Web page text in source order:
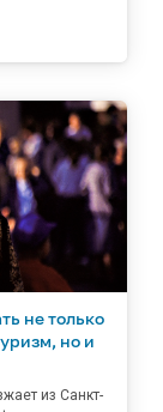
не только
но и
из Санкт-